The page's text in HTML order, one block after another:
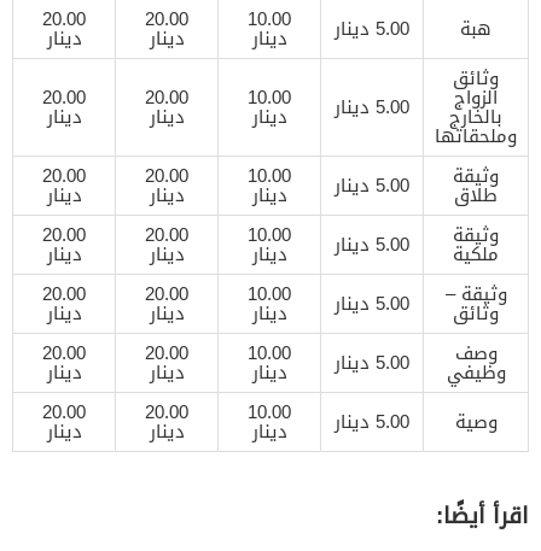
هبة
5.00 دينار 10.00
دينار
20.00
دينار
20.00
دينار
وثائق
الزواج
بالخارج
وملحقاتها
5.00 دينار 10.00
دينار
20.00
دينار
20.00
دينار
وثيقة
طلاق 5.00 دينار 10.00
دينار
20.00
دينار
20.00
دينار
وثيقة
ملكية 5.00 دينار 10.00
دينار
20.00
دينار
20.00
دينار
وثيقة –
وثائق 5.00 دينار 10.00
دينار
20.00
دينار
20.00
دينار
وصف
وظيفي 5.00 دينار 10.00
دينار
20.00
دينار
20.00
دينار
وصية
5.00 دينار 10.00
دينار
20.00
دينار
20.00
دينار
اقرأ أيضًا: